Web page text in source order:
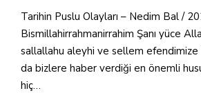
Tarihin Puslu Olayları – Nedim Bal /
Bismillahirrahmanirrahim Şanı yüce
sallallahu aleyhi ve sellem
da bizlere haber verdiği en önemli
hiç…